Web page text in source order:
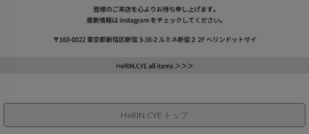
HeRIN.CYE トップ